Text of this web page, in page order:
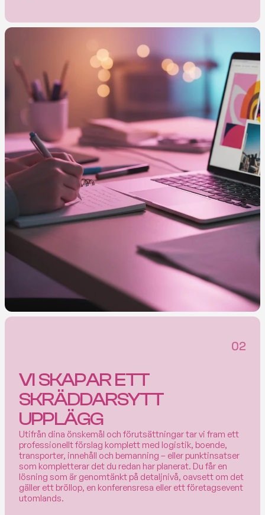
02
VI  SKAPAR  ETT
SKRÄDDARSYTT
UPPLÄGG
Utifrån dina önskemål och förutsättningar tar vi fram ett
professionellt förslag komplett med logistik, boende,
transporter, innehåll och bemanning – eller punktinsatser
som kompletterar det du redan har planerat. Du får en
lösning som är genomtänkt på detaljnivå, oavsett om det
gäller ett bröllop, en konferensresa eller ett företagsevent
utomlands.